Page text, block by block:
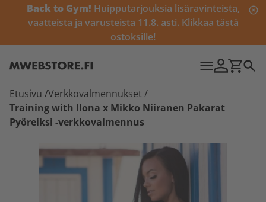
Back to Gym! Huipputarjouksia lisäravinteista,
vaatteista ja varusteista 11.8. asti. Klikkaa tästä
ostoksille!
Etusivu /Verkkovalmennukset /
Training with Ilona x Mikko Niiranen Pakarat
Pyöreiksi -verkkovalmennus